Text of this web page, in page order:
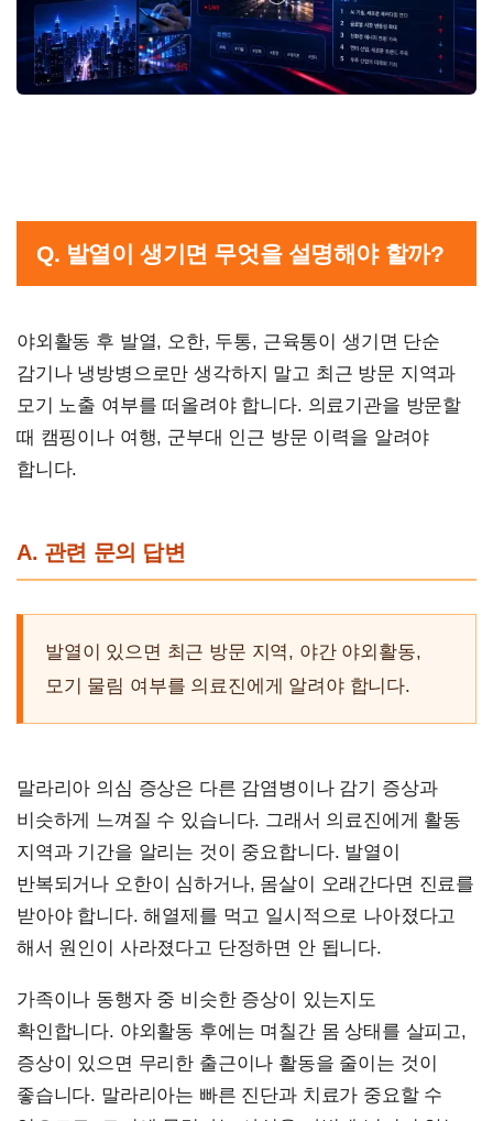
Q. 발열이 생기면 무엇을 설명해야 할까?
야외활동 후 발열, 오한, 두통, 근육통이 생기면 단순
감기나 냉방병으로만 생각하지 말고 최근 방문 지역과
모기 노출 여부를 떠올려야 합니다. 의료기관을 방문할
때 캠핑이나 여행, 군부대 인근 방문 이력을 알려야
합니다.
A. 관련 문의 답변
발열이 있으면 최근 방문 지역, 야간 야외활동,
모기 물림 여부를 의료진에게 알려야 합니다.
말라리아 의심 증상은 다른 감염병이나 감기 증상과
비슷하게 느껴질 수 있습니다. 그래서 의료진에게 활동
지역과 기간을 알리는 것이 중요합니다. 발열이
반복되거나 오한이 심하거나, 몸살이 오래간다면 진료를
받아야 합니다. 해열제를 먹고 일시적으로 나아졌다고
해서 원인이 사라졌다고 단정하면 안 됩니다.
가족이나 동행자 중 비슷한 증상이 있는지도
확인합니다. 야외활동 후에는 며칠간 몸 상태를 살피고,
증상이 있으면 무리한 출근이나 활동을 줄이는 것이
좋습니다. 말라리아는 빠른 진단과 치료가 중요할 수